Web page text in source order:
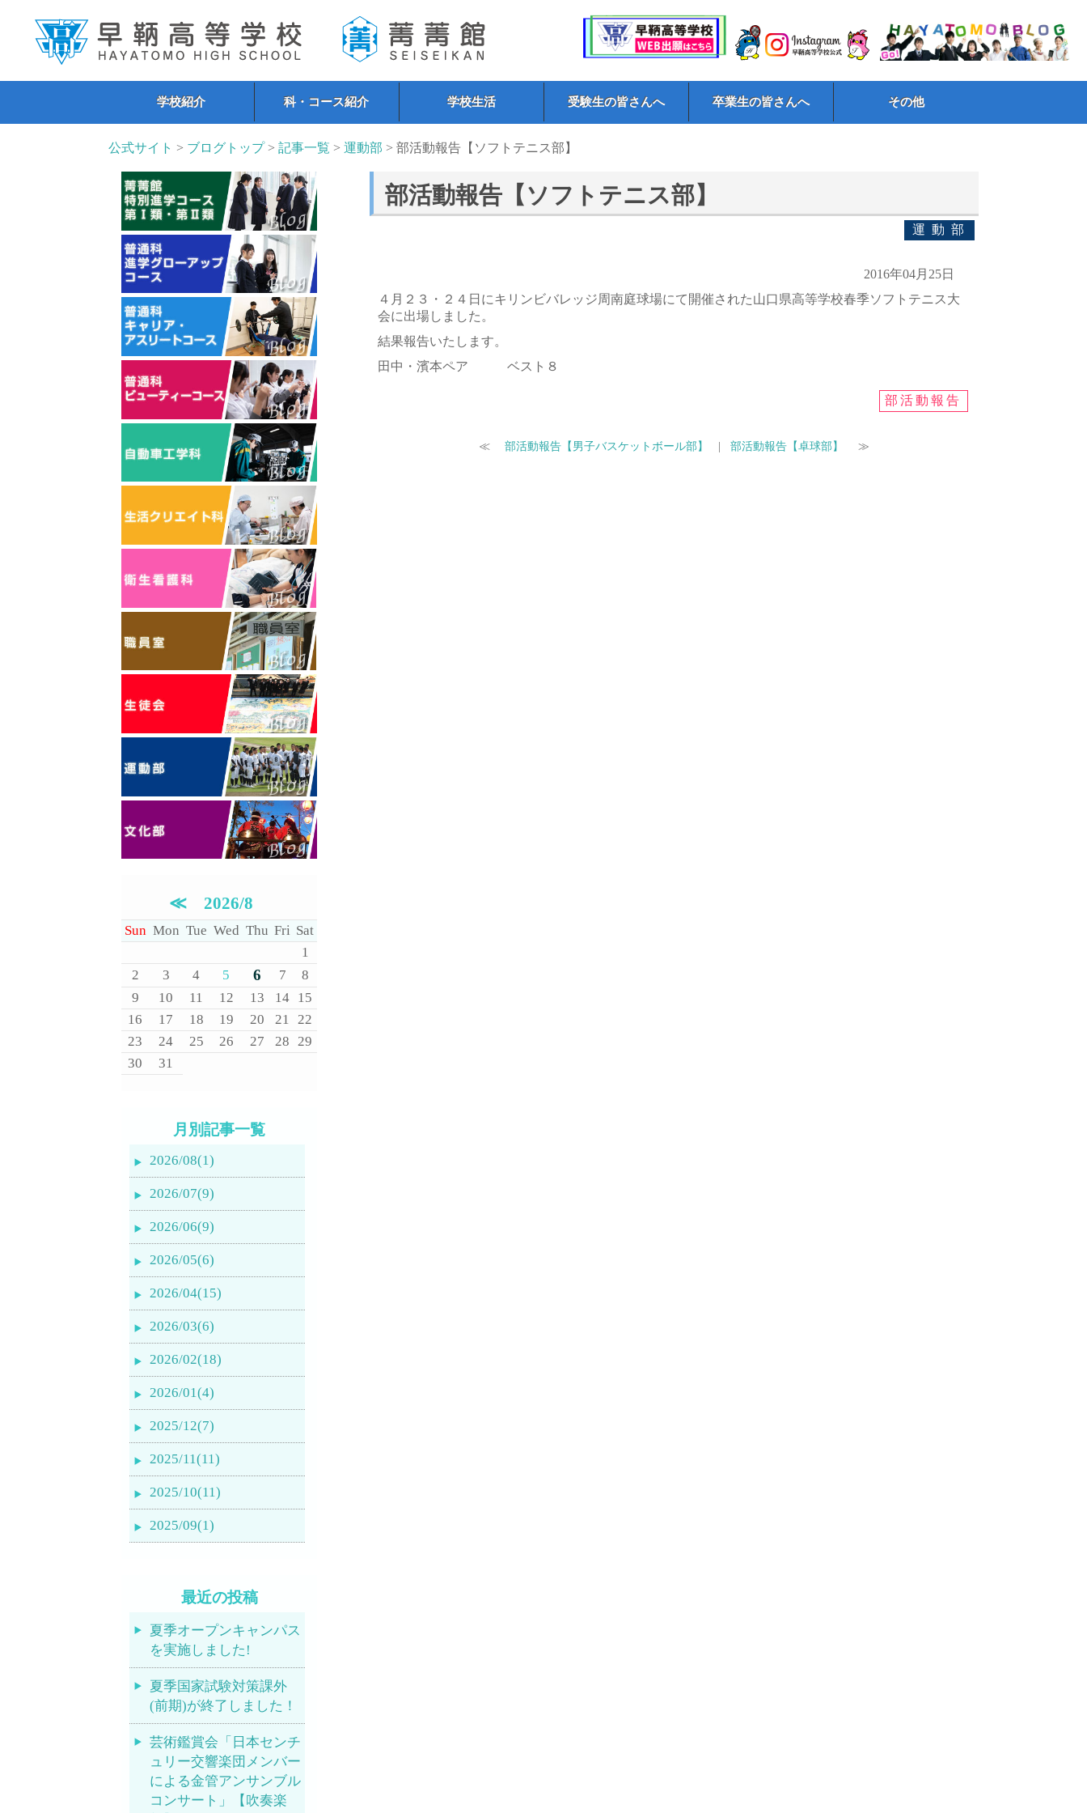
学校紹介 科・コース紹介 学校生活 受験生の皆さんへ 卒業生の皆さんへ その他
公式サイト > ブログトップ>記事一覧 >運動部 > 部活動報告【ソフトテニス部】
部活動報告【ソフトテニス部】
運動部
2016年04月25日
４月２３・２４日にキリンビバレッジ周南庭球場にて開催された山口県高等学校春季ソフトテニス大
会に出場しました。
結果報告いたします。
田中・濱本ペア ベスト８
部活動報告
≪ 部活動報告【男子バスケットボール部】 | 部活動報告【卓球部】 ≫
≪2026/8
Sun Mon Tue Wed Thu Fri Sat
1
2
3 4 5 6 7
8
9
10 11 12 13 14 15
16
17 18 19 20 21 22
23
24 25 26 27 28 29
30
31
月別記事一覧
2026/08(1)
2026/07(9)
2026/06(9)
2026/05(6)
2026/04(15)
2026/03(6)
2026/02(18)
2026/01(4)
2025/12(7)
2025/11(11)
2025/10(11)
2025/09(1)
最近の投稿
夏季オープンキャンパス
を実施しました!
夏季国家試験対策課外
(前期)が終了しました！
芸術鑑賞会「日本センチ
ュリー交響楽団メンバー
による金管アンサンブル
コンサート」【吹奏楽